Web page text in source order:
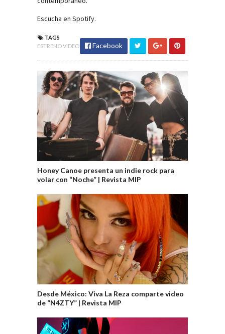
Escucha en Spotify.
TAGS
ESTRENO VIDEO
Facebook
Honey Canoe presenta un indie rock para
volar con “Noche” | Revista MIP
Desde México: Viva La Reza comparte video
de “N4ZTY” | Revista MIP